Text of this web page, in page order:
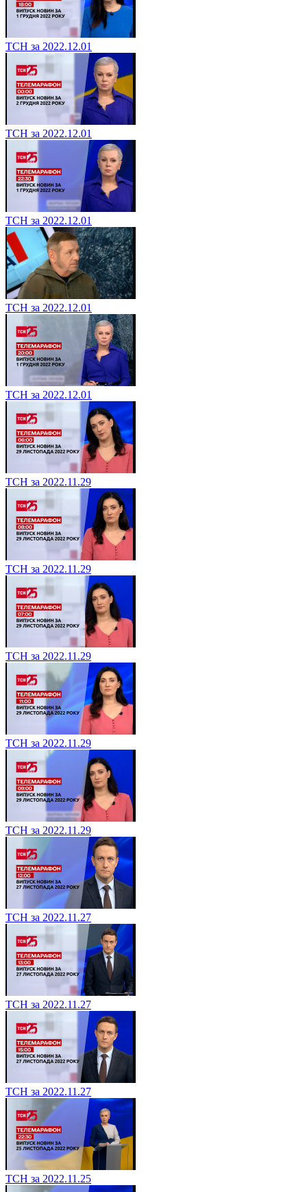
ТСН за 2022.12.01
ТСН за 2022.12.01
ТСН за 2022.12.01
ТСН за 2022.12.01
ТСН за 2022.12.01
ТСН за 2022.11.29
ТСН за 2022.11.29
ТСН за 2022.11.29
ТСН за 2022.11.29
ТСН за 2022.11.29
ТСН за 2022.11.27
ТСН за 2022.11.27
ТСН за 2022.11.27
ТСН за 2022.11.25